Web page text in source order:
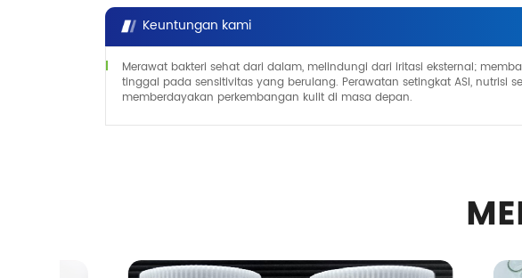
Keuntungan kami
Merawat bakteri sehat dari dalam, melindungi dari iritasi eksternal;
tinggal pada sensitivitas yang berulang. Perawatan setingkat ASI, nutrisi
memberdayakan perkembangan kulit di masa depan.